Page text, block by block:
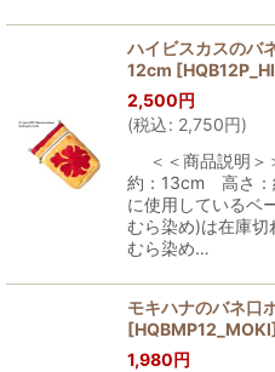
ハイビスカスの
12cm [
2,500円
(税込: 2,750円)
＜＜商品説明＞
約：13cm 高さ
に使用しているベ
むら染め)は在庫
むら染め…
モキハナのバネ
[HQBMP12_MOKI
1,980円